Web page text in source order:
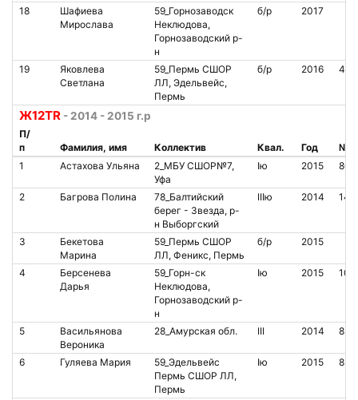
18
Шафиева
Мирослава
59_Горнозаводск
Неклюдова,
Горнозаводский р-
н
б/р 2017
19
Яковлева
Светлана
59_Пермь СШОР
ЛЛ, Эдельвейс,
Пермь
б/р 2016
Ж12TR - 2014 - 2015 г.р
П/
п
Фамилия, имя Коллектив Квал. Год
№
1
Астахова Ульяна
2_МБУ СШОР№7,
Уфа
Iю 2015
2 Багрова Полина
78_Балтийский
берег - Звезда, р-
н Выборгский
IIIю 2014
3
Бекетова
Марина
59_Пермь СШОР
ЛЛ, Феникс, Пермь
б/р 2015
4
Берсенева
Дарья
59_Горн-ск
Неклюдова,
Горнозаводский р-
н
Iю 2015
5
Васильянова
Вероника
28_Амурская обл. III 2014
6 Гуляева Мария
59_Эдельвейс
Пермь СШОР ЛЛ,
Пермь
Iю 2015